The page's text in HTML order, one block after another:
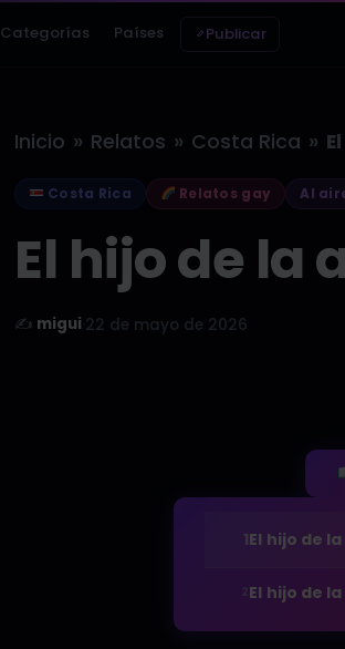
Categorías Países Publicar
Inicio » Relatos » Costa Rica »
Costa Rica Relatos gay Al
El hijo de la
✍️ migui 22 de mayo de 2026
1El hijo de
El hijo de